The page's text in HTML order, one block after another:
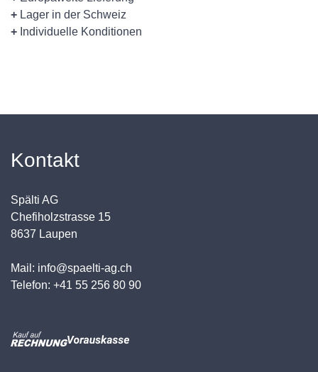
+ Lager in der Schweiz
+ Individuelle Konditionen
Kontakt
Spälti AG
Chefiholzstrasse 15
8637 Laupen
Mail: info@spaelti-ag.ch
Telefon: +41 55 256 80 90